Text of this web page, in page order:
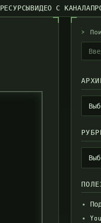
РЕСУРСЫВИДЕО С КАНАЛА
>